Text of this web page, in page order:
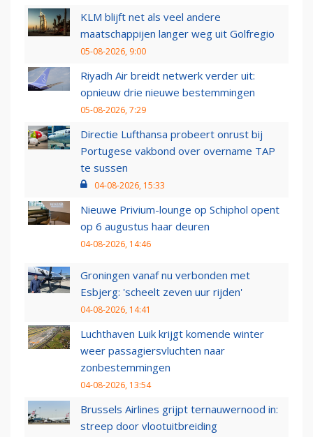
KLM blijft net als veel andere
maatschappijen langer weg uit Golfregio
05-08-2026, 9:00
Riyadh Air breidt netwerk verder uit:
opnieuw drie nieuwe bestemmingen
05-08-2026, 7:29
Directie Lufthansa probeert onrust bij
Portugese vakbond over overname TAP
te sussen
04-08-2026, 15:33
Nieuwe Privium-lounge op Schiphol opent
op 6 augustus haar deuren
04-08-2026, 14:46
Groningen vanaf nu verbonden met
Esbjerg: 'scheelt zeven uur rijden'
04-08-2026, 14:41
Luchthaven Luik krijgt komende winter
weer passagiersvluchten naar
zonbestemmingen
04-08-2026, 13:54
Brussels Airlines grijpt ternauwernood in:
streep door vlootuitbreiding